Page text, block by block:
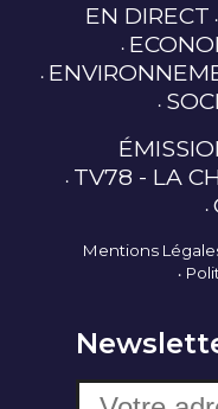
EN DIRECT
TV78 - LA
Mentions